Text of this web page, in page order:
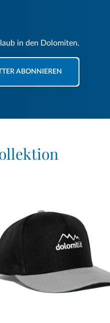
in den Dolomiten.
ABONNIEREN